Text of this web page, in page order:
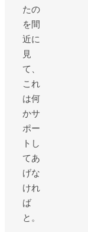
たの
を間
近に
見
て、
これ
は何
かサ
ポー
トし
てあ
げな
けれ
ば
と。